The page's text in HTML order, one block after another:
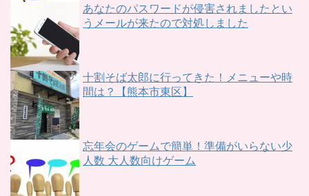
あなたのパスワードが侵害されましたとい
うメールが来たので対処しました
十割そば太郎に行ってきた！メニューや時
間は？【熊本市東区】
忘年会のゲームで簡単！準備がいらない少
人数 大人数向けゲーム